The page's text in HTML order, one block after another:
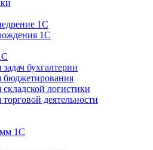
1С
1С
бухгалтерии
бюджетирования
логистики
деятельности
1С